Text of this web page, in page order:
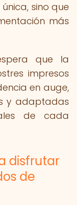
sino que
más
que la
impresos
en auge,
y adaptadas
de cada
disfrutar
de